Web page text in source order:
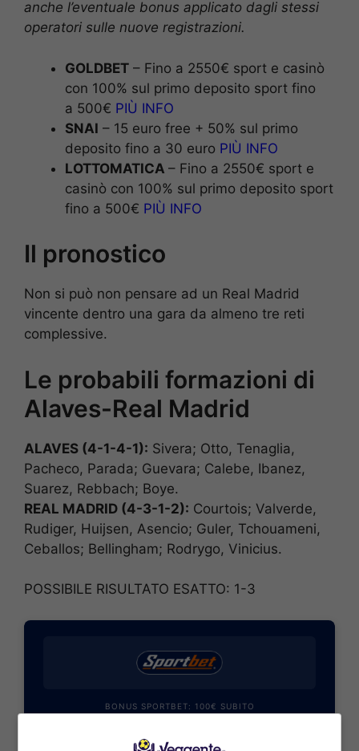
anche l’eventuale bonus applicato dagli stessi
operatori sulle nuove registrazioni.
GOLDBET – Fino a 2550€ sport e casinò
con 100% sul primo deposito sport fino
a 500€ PIÙ INFO
SNAI – 15 euro free + 50% sul primo
deposito fino a 30 euro PIÙ INFO
LOTTOMATICA – Fino a 2550€ sport e
casinò con 100% sul primo deposito sport
fino a 500€ PIÙ INFO
Il pronostico
Non si può non pensare ad un Real Madrid
vincente dentro una gara da almeno tre reti
complessive.
Le probabili formazioni di
Alaves-Real Madrid
ALAVES (4-1-4-1): Sivera; Otto, Tenaglia,
Pacheco, Parada; Guevara; Calebe, Ibanez,
Suarez, Rebbach; Boye.
REAL MADRID (4-3-1-2): Courtois; Valverde,
Rudiger, Huijsen, Asencio; Guler, Tchouameni,
Ceballos; Bellingham; Rodrygo, Vinicius.
POSSIBILE RISULTATO ESATTO: 1-3
BONUS SPORTBET: 100€ SUBITO
rimborso